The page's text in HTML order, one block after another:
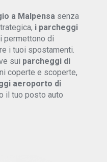
a Malpensa senza
i parcheggi
permettono di
i tuoi spostamenti.
sui parcheggi di
coperte e scoperte,
aeroporto di
il tuo posto auto